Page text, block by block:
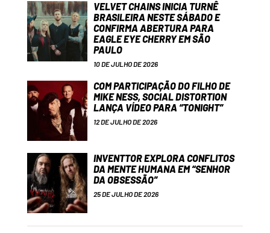
VELVET CHAINS INICIA TURNÊ
BRASILEIRA NESTE SÁBADO E
CONFIRMA ABERTURA PARA
EAGLE EYE CHERRY EM SÃO
PAULO
10 DE JULHO DE 2026
COM PARTICIPAÇÃO DO FILHO DE
MIKE NESS, SOCIAL DISTORTION
LANÇA VÍDEO PARA “TONIGHT”
12 DE JULHO DE 2026
INVENTTOR EXPLORA CONFLITOS
DA MENTE HUMANA EM “SENHOR
DA OBSESSÃO”
25 DE JULHO DE 2026